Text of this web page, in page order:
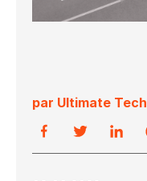
par Ultimate Tech